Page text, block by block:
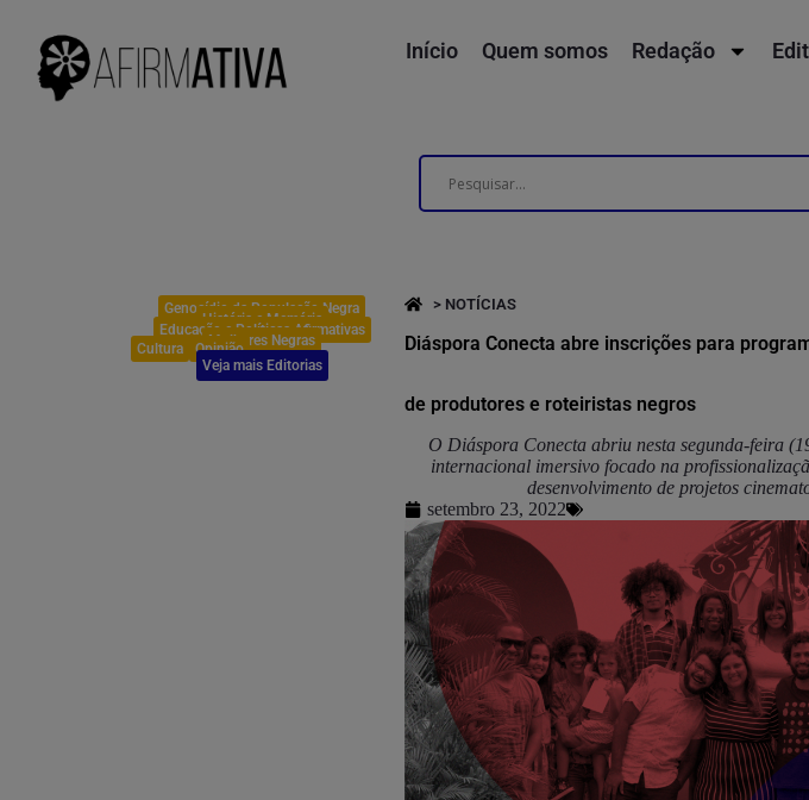
Início Quem somos Redação
Genocídio da População Negra
História e Memória
Educação e Políticas Afirmativas
Mulheres Negras
Cultura
Opinião
Veja mais Editorias
> NOTÍCIAS
Diáspora Conecta abre inscrições para
de produtores e roteiristas negros
O Diáspora Conecta abriu nesta segunda-feira
internacional imersivo focado na
desenvolvimento de projetos
setembro 23, 2022